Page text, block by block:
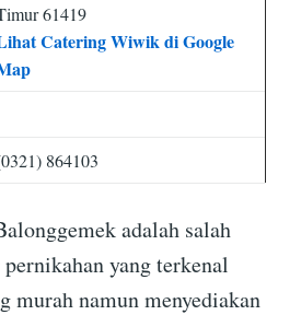
61419
Catering Wiwik di Google
864103
adalah salah
yang terkenal
murah namun menyediakan